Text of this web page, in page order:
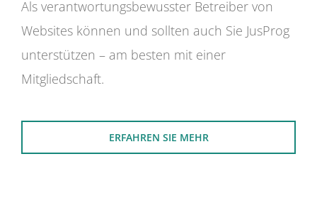
Als verantwortungsbewusster Betreiber von
Websites können und sollten auch Sie JusProg
unterstützen – am besten mit einer
Mitgliedschaft.
ERFAHREN SIE MEHR